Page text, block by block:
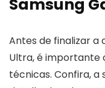
Samsung
Antes de finalizar a
Ultra, é importante
técnicas. Confira, a